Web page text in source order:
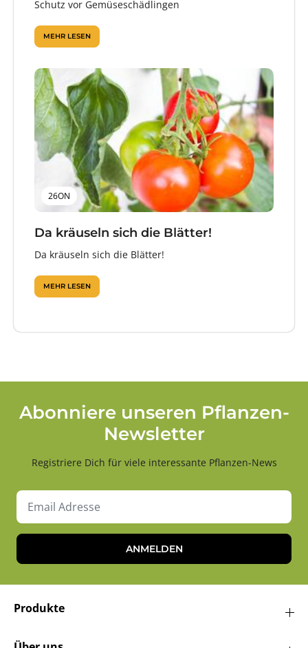
Schutz vor Gemüseschädlingen
MEHR LESEN
26ON
Da kräuseln sich die Blätter!
Da kräuseln sich die Blätter!
MEHR LESEN
Abonniere unseren Pflanzen-
Newsletter
Registriere Dich für viele interessante Pflanzen-News
ANMELDEN
Produkte